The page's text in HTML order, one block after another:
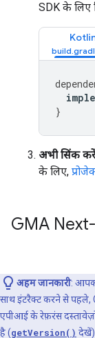
SDK के लिए
}
अभी सिंक
के लिए,
GMA
अहम जानकारी:
साथ इंटरैक्ट करने से पहले,
एपीआई के रेफ़रंस
है (getVersion()